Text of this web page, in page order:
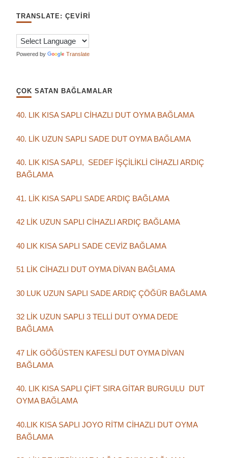
TRANSLATE: ÇEVIRI
Powered by Translate
ÇOK SATAN BAĞLAMALAR
40. LIK KISA SAPLI CİHAZLI DUT OYMA BAĞLAMA
40. LİK UZUN SAPLI SADE DUT OYMA BAĞLAMA
40. LIK KISA SAPLI, SEDEF İŞÇİLİKLİ CİHAZLI ARDIÇ
BAĞLAMA
41. LİK KISA SAPLI SADE ARDIÇ BAĞLAMA
42 LİK UZUN SAPLI CİHAZLI ARDIÇ BAĞLAMA
40 LIK KISA SAPLI SADE CEVİZ BAĞLAMA
51 LİK CİHAZLI DUT OYMA DİVAN BAĞLAMA
30 LUK UZUN SAPLI SADE ARDIÇ ÇÖĞÜR BAĞLAMA
32 LİK UZUN SAPLI 3 TELLİ DUT OYMA DEDE
BAĞLAMA
47 LİK GÖĞÜSTEN KAFESLİ DUT OYMA DİVAN
BAĞLAMA
40. LIK KISA SAPLI ÇİFT SIRA GİTAR BURGULU DUT
OYMA BAĞLAMA
40.LIK KISA SAPLI JOYO RİTM CİHAZLI DUT OYMA
BAĞLAMA